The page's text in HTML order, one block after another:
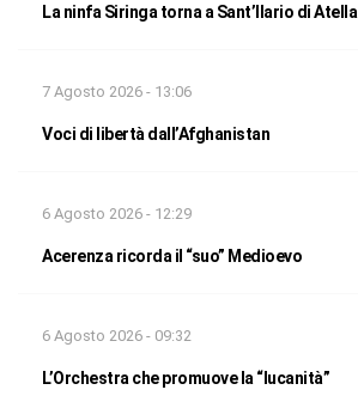
La ninfa Siringa torna a Sant’Ilario di Atella
7 Agosto 2026 - 13:06
Voci di libertà dall’Afghanistan
6 Agosto 2026 - 12:29
Acerenza ricorda il “suo” Medioevo
6 Agosto 2026 - 09:32
L’Orchestra che promuove la “lucanità”